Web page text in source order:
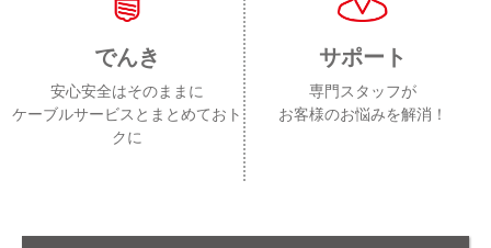
でんき
安心安全はそのままに
ケーブルサービスとまとめておト
クに
サポート
専門スタッフが
お客様のお悩みを解消！